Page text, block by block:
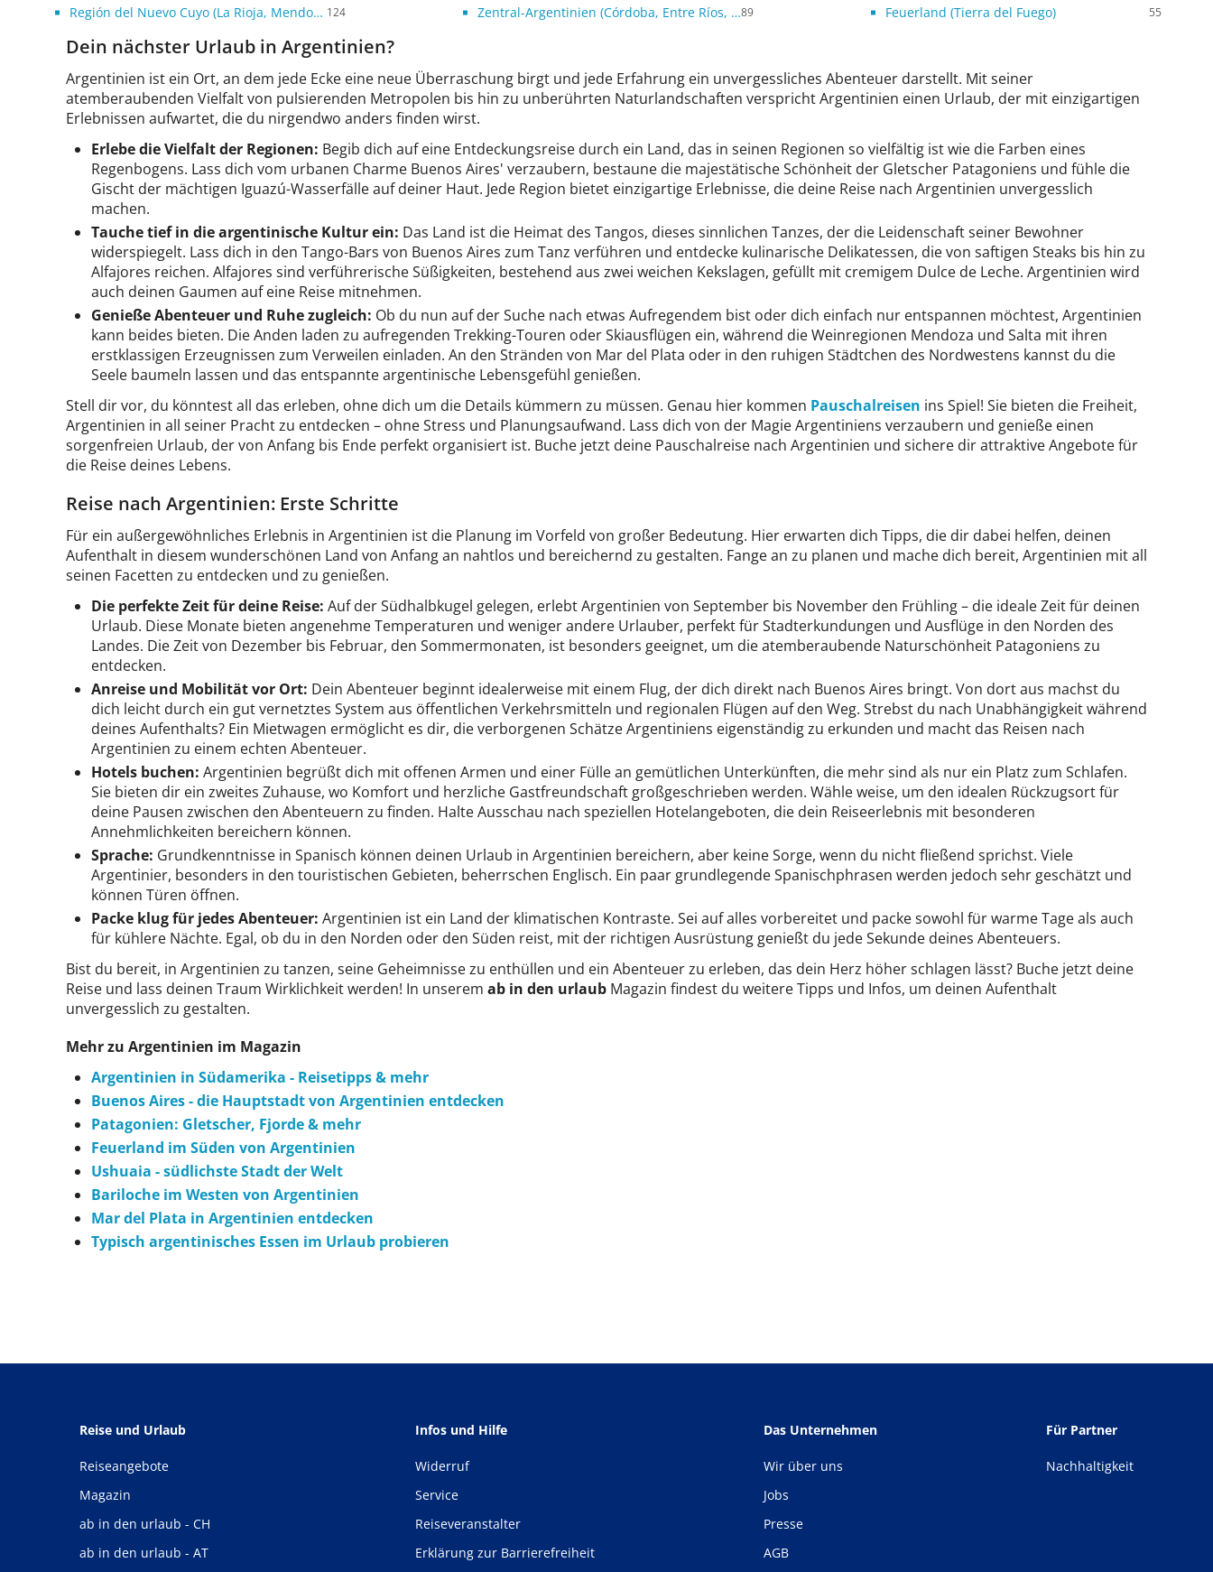
Región del Nuevo Cuyo (La Rioja, Mendoza, San Juan, San Luis) 124 Zentral-Argentinien (Córdoba, Entre Ríos, Santa Fe)89 Feuerland (Tierra del Fuego) 55
Dein nächster Urlaub in Argentinien?
Argentinien ist ein Ort, an dem jede Ecke eine neue Überraschung birgt und jede Erfahrung ein unvergessliches Abenteuer darstellt. Mit seiner
atemberaubenden Vielfalt von pulsierenden Metropolen bis hin zu unberührten Naturlandschaften verspricht Argentinien einen Urlaub, der mit einzigartigen
Erlebnissen aufwartet, die du nirgendwo anders finden wirst.
Erlebe die Vielfalt der Regionen: Begib dich auf eine Entdeckungsreise durch ein Land, das in seinen Regionen so vielfältig ist wie die Farben eines
Regenbogens. Lass dich vom urbanen Charme Buenos Aires' verzaubern, bestaune die majestätische Schönheit der Gletscher Patagoniens und fühle die
Gischt der mächtigen Iguazú-Wasserfälle auf deiner Haut. Jede Region bietet einzigartige Erlebnisse, die deine Reise nach Argentinien unvergesslich
machen.
Tauche tief in die argentinische Kultur ein: Das Land ist die Heimat des Tangos, dieses sinnlichen Tanzes, der die Leidenschaft seiner Bewohner
widerspiegelt. Lass dich in den Tango-Bars von Buenos Aires zum Tanz verführen und entdecke kulinarische Delikatessen, die von saftigen Steaks bis hin zu
Alfajores reichen. Alfajores sind verführerische Süßigkeiten, bestehend aus zwei weichen Kekslagen, gefüllt mit cremigem Dulce de Leche. Argentinien wird
auch deinen Gaumen auf eine Reise mitnehmen.
Genieße Abenteuer und Ruhe zugleich: Ob du nun auf der Suche nach etwas Aufregendem bist oder dich einfach nur entspannen möchtest, Argentinien
kann beides bieten. Die Anden laden zu aufregenden Trekking-Touren oder Skiausflügen ein, während die Weinregionen Mendoza und Salta mit ihren
erstklassigen Erzeugnissen zum Verweilen einladen. An den Stränden von Mar del Plata oder in den ruhigen Städtchen des Nordwestens kannst du die
Seele baumeln lassen und das entspannte argentinische Lebensgefühl genießen.
Stell dir vor, du könntest all das erleben, ohne dich um die Details kümmern zu müssen. Genau hier kommen Pauschalreisen ins Spiel! Sie bieten die Freiheit,
Argentinien in all seiner Pracht zu entdecken – ohne Stress und Planungsaufwand. Lass dich von der Magie Argentiniens verzaubern und genieße einen
sorgenfreien Urlaub, der von Anfang bis Ende perfekt organisiert ist. Buche jetzt deine Pauschalreise nach Argentinien und sichere dir attraktive Angebote für
die Reise deines Lebens.
Reise nach Argentinien: Erste Schritte
Für ein außergewöhnliches Erlebnis in Argentinien ist die Planung im Vorfeld von großer Bedeutung. Hier erwarten dich Tipps, die dir dabei helfen, deinen
Aufenthalt in diesem wunderschönen Land von Anfang an nahtlos und bereichernd zu gestalten. Fange an zu planen und mache dich bereit, Argentinien mit all
seinen Facetten zu entdecken und zu genießen.
Die perfekte Zeit für deine Reise: Auf der Südhalbkugel gelegen, erlebt Argentinien von September bis November den Frühling – die ideale Zeit für deinen
Urlaub. Diese Monate bieten angenehme Temperaturen und weniger andere Urlauber, perfekt für Stadterkundungen und Ausflüge in den Norden des
Landes. Die Zeit von Dezember bis Februar, den Sommermonaten, ist besonders geeignet, um die atemberaubende Naturschönheit Patagoniens zu
entdecken.
Anreise und Mobilität vor Ort: Dein Abenteuer beginnt idealerweise mit einem Flug, der dich direkt nach Buenos Aires bringt. Von dort aus machst du
dich leicht durch ein gut vernetztes System aus öffentlichen Verkehrsmitteln und regionalen Flügen auf den Weg. Strebst du nach Unabhängigkeit während
deines Aufenthalts? Ein Mietwagen ermöglicht es dir, die verborgenen Schätze Argentiniens eigenständig zu erkunden und macht das Reisen nach
Argentinien zu einem echten Abenteuer.
Hotels buchen: Argentinien begrüßt dich mit offenen Armen und einer Fülle an gemütlichen Unterkünften, die mehr sind als nur ein Platz zum Schlafen.
Sie bieten dir ein zweites Zuhause, wo Komfort und herzliche Gastfreundschaft großgeschrieben werden. Wähle weise, um den idealen Rückzugsort für
deine Pausen zwischen den Abenteuern zu finden. Halte Ausschau nach speziellen Hotelangeboten, die dein Reiseerlebnis mit besonderen
Annehmlichkeiten bereichern können.
Sprache: Grundkenntnisse in Spanisch können deinen Urlaub in Argentinien bereichern, aber keine Sorge, wenn du nicht fließend sprichst. Viele
Argentinier, besonders in den touristischen Gebieten, beherrschen Englisch. Ein paar grundlegende Spanischphrasen werden jedoch sehr geschätzt und
können Türen öffnen.
Packe klug für jedes Abenteuer: Argentinien ist ein Land der klimatischen Kontraste. Sei auf alles vorbereitet und packe sowohl für warme Tage als auch
für kühlere Nächte. Egal, ob du in den Norden oder den Süden reist, mit der richtigen Ausrüstung genießt du jede Sekunde deines Abenteuers.
Bist du bereit, in Argentinien zu tanzen, seine Geheimnisse zu enthüllen und ein Abenteuer zu erleben, das dein Herz höher schlagen lässt? Buche jetzt deine
Reise und lass deinen Traum Wirklichkeit werden! In unserem ab in den urlaub Magazin findest du weitere Tipps und Infos, um deinen Aufenthalt
unvergesslich zu gestalten.
Mehr zu Argentinien im Magazin
Argentinien in Südamerika - Reisetipps & mehr
Buenos Aires - die Hauptstadt von Argentinien entdecken
Patagonien: Gletscher, Fjorde & mehr
Feuerland im Süden von Argentinien
Ushuaia - südlichste Stadt der Welt
Bariloche im Westen von Argentinien
Mar del Plata in Argentinien entdecken
Typisch argentinisches Essen im Urlaub probieren
Reise und Urlaub
Reiseangebote
Magazin
ab in den urlaub - CH
ab in den urlaub - AT
Infos und Hilfe
Widerruf
Service
Reiseveranstalter
Erklärung zur Barrierefreiheit
Das Unternehmen
Wir über uns
Jobs
Presse
AGB
Für Partner
Nachhaltigkeit